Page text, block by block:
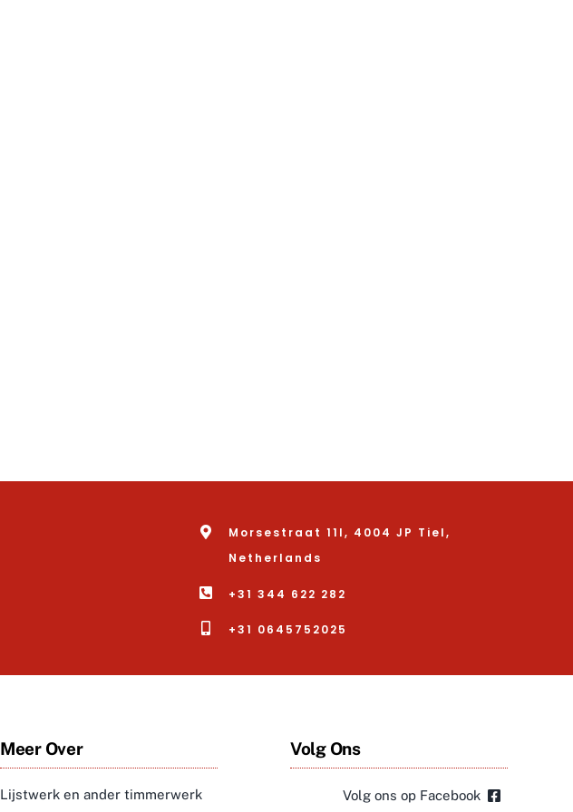
Morsestraat 11l, 4004 JP Tiel,
Netherlands
+31 344 622 282
+31 0645752025
Meer Over
Lijstwerk en ander timmerwerk
Volg Ons
Volg ons op Facebook